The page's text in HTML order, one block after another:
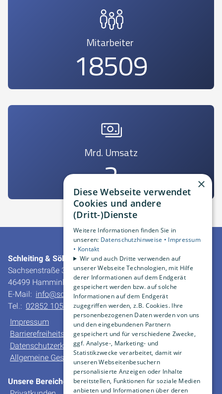
20686
Mitarbeiter
2
Mrd. Umsatz
Schleiting & Söhne GmbH & Co. KG
Sachsenstraße 30
46499 Hamminkeln-Dingden
E-Mail: info@schleiting.de
Tel.: 02852 10550
Impressum
Barrierefreiheitserklärung
Datenschutzerklärung
Allgemeine Geschäfts- und Verkaufsbedingungen
Unsere Bereiche
×
Diese Webseite verwendet
Cookies und andere
(Dritt-)Dienste
Weitere Informationen finden Sie in
unseren: Datenschutzhinweise • Impressum
• Kontakt
Wir und auch Dritte verwenden auf
unserer Webseite Technologien, mit Hilfe
derer Informationen auf dem Endgerät
gespeichert werden bzw. auf solche
Informationen auf dem Endgerät
zugegriffen werden, z.B. Cookies. Ihre
personenbezogenen Daten werden von uns
und den eingebundenen Partnern
gespeichert und für verschiedene Zwecke,
ggf. Analyse-, Marketing- und
Statistikzwecke verarbeitet, damit wir
unseren Webseitenbesuchern
personalisierte Anzeigen oder Inhalte
bereitstellen, Funktionen für soziale Medien
anbieten und Informationen über deren